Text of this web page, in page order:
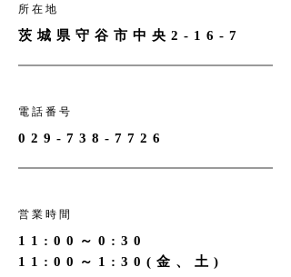
所在地
茨城県守谷市中央2‐16‐7
電話番号
029‐738‐7726
営業時間
11:00～0:30
11:00～1:30(金、土)